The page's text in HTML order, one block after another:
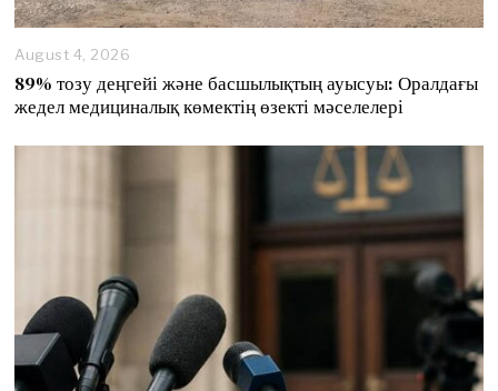
August 4, 2026
89% тозу деңгейі және басшылықтың ауысуы: Оралдағы
жедел медициналық көмектің өзекті мәселелері